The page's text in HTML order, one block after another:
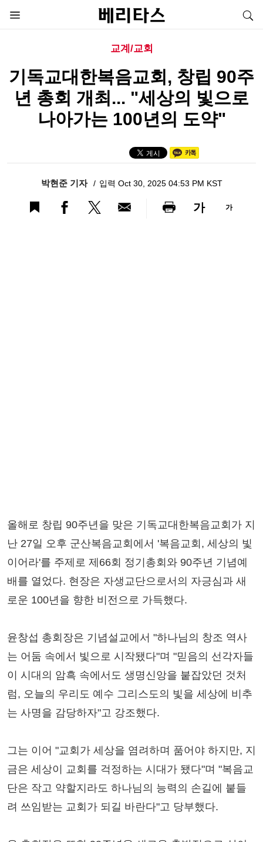
교계/교회
기독교대한복음교회, 창립 90주
년 총회 개최... "세상의 빛으로
나아가는 100년의 도약"
박현준 기자 입력 Oct 30, 2025 04:53 PM KST
가 가
올해로 창립 90주년을 맞은 기독교대한복음교회가 지
난 27일 오후 군산복음교회에서 '복음교회, 세상의 빛
이어라'를 주제로 제66회 정기총회와 90주년 기념예
배를 열었다. 현장은 자생교단으로서의 자긍심과 새
로운 100년을 향한 비전으로 가득했다.
윤창섭 총회장은 기념설교에서 "하나님의 창조 역사
는 어둠 속에서 빛으로 시작됐다"며 "믿음의 선각자들
이 시대의 암흑 속에서도 생명신앙을 붙잡았던 것처
럼, 오늘의 우리도 예수 그리스도의 빛을 세상에 비추
는 사명을 감당하자"고 강조했다.
그는 이어 "교회가 세상을 염려하며 품어야 하지만, 지
금은 세상이 교회를 걱정하는 시대가 됐다"며 "복음교
단은 작고 약할지라도 하나님의 능력의 손길에 붙들
려 쓰임받는 교회가 되길 바란다"고 당부했다.